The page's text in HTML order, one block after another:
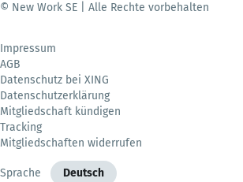
© New Work SE | Alle Rechte vorbehalten
Impressum
AGB
Datenschutz bei XING
Datenschutzerklärung
Mitgliedschaft kündigen
Tracking
Mitgliedschaften widerrufen
Sprache Deutsch